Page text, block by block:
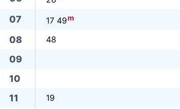
07 17 49m
08 48
09
10
11
19